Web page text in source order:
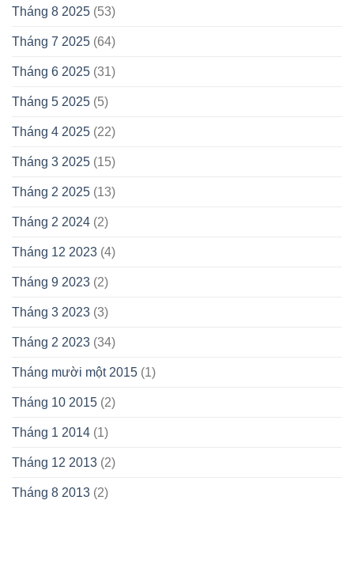
Tháng 8 2025 (53)
Tháng 7 2025 (64)
Tháng 6 2025 (31)
Tháng 5 2025 (5)
Tháng 4 2025 (22)
Tháng 3 2025 (15)
Tháng 2 2025 (13)
Tháng 2 2024 (2)
Tháng 12 2023 (4)
Tháng 9 2023 (2)
Tháng 3 2023 (3)
Tháng 2 2023 (34)
Tháng mười một 2015 (1)
Tháng 10 2015 (2)
Tháng 1 2014 (1)
Tháng 12 2013 (2)
Tháng 8 2013 (2)